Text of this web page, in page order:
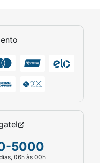
5000
06h às 00h